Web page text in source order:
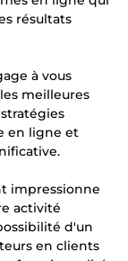
résultats
à vous
meilleures
en ligne et
impressionne
activité
d'un
en clients